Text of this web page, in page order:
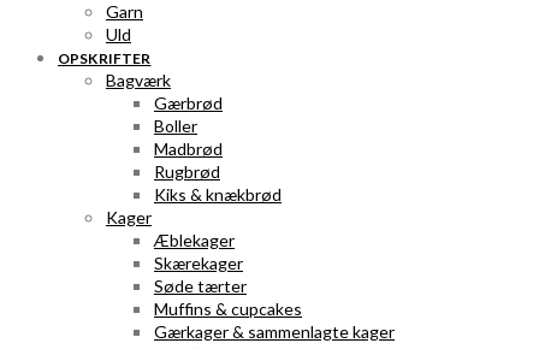
Garn
Uld
OPSKRIFTER
Bagværk
Gærbrød
Boller
Madbrød
Rugbrød
Kiks & knækbrød
Kager
Æblekager
Skærekager
Søde tærter
Muffins & cupcakes
Gærkager & sammenlagte kager